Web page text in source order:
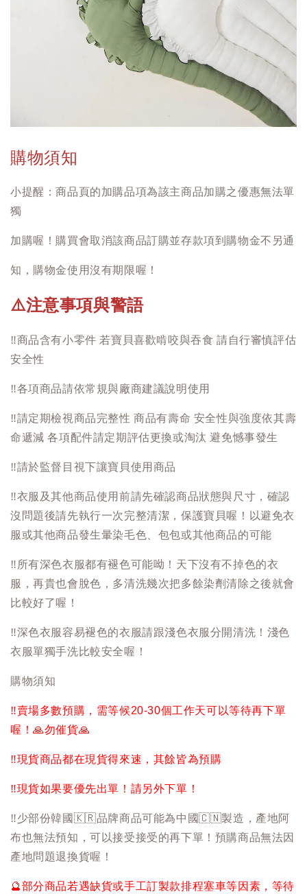
購物須知
小提醒：商品頁的加購品項為該主商品加購之優惠無法單
獨
加購喔！購買會取消該商品訂購並存款項到購物金不另通
知，購物金使用沒有期限喔！
⚠️注意事項與警語
‼️商品含有小零件 若寶貝喜歡啃咬與吞食 請自行審慎評估
安全性
‼️各項商品請依常規與廠商建議說明使用
‼️請定期檢視商品完整性 商品有壽命 安全性與強度依其壽
命遞減 各項配件請定期評估更換或淘汰 避免憾事發生
‼️請於監督目視下讓寶貝使用商品
‼️衣服及其他商品使用前請先確認商品狀態與尺寸，確認
沒問題後請先執行一次完整清潔，保護寶貝喔！以避免衣
服或其他商品發生暈染毛色、包包或其他商品的可能
‼️ 所有深色衣服都有褪色可能呦！天下沒有不掉色的衣
服，再貴也會脫色，多清洗幾次把多餘染劑清除之後就會
比較好了喔！
‼️深色衣服容易褪色的衣服請跟淺色衣服分開清洗！淺色
衣服單獨手洗比較安全喔！
購物須知
‼️賣場多數預購，需等候20-30個工作天可以等待再下單
喔！🙏勿催貨🙏
‼️現貨商品都在現貨得來速，其餘皆為預購
‼️現貨如果要優先出單！請另外下單！
‼️少部份韓國 🇰🇷品牌商品可能為中國🇨🇳製造，產地阿
布也無法預知，可以接受接受的再下單！預購商品無法因
產地問題退換貨喔！
🔮部分商品若遇缺貨或手工訂製款排程塞車等因素，等待